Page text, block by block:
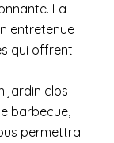
La
entretenue
qui offrent
jardin clos
barbecue,
permettra